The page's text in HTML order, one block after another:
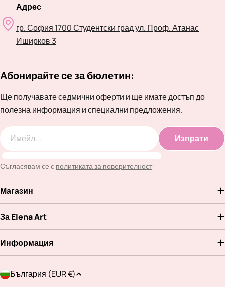
Адрес
гр. София 1700 Студентски град ул. Проф. Атанас
Иширков 3
Абонирайте се за бюлетин:
Ще получавате седмични оферти и ще имате достъп до
полезна информация и специални предложения.
Изпрати
Съгласявам се с политиката за поверителност
Магазин
За Elena Art
Информация
Д
България (EUR €)